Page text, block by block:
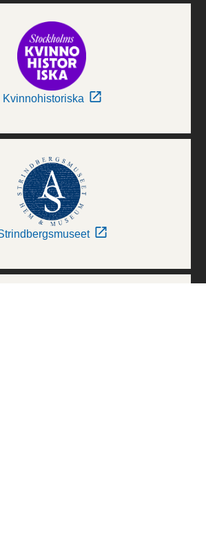
Kvinnohistoriska